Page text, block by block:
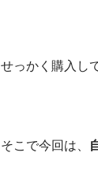
せっかく購入し
そこで今回は、